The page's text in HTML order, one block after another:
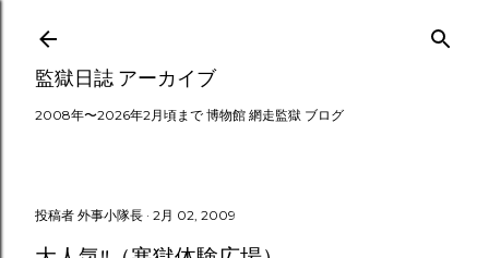
スキップしてメイン コンテンツに移動
監獄日誌 アーカイブ
2008年〜2026年2月頃まで 博物館 網走監獄 ブログ
投稿者 外事小隊長 2月 02, 2009